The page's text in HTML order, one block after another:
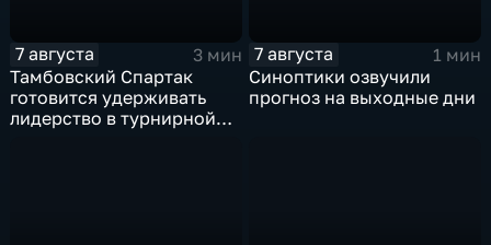
7 августа
3 мин
Тамбовский Спартак
готовится удерживать
лидерство в турнирной
7 августа
1 мин
Синоптики озвучили
прогноз на выходные дни